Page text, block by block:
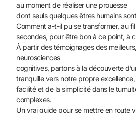
au moment de réaliser une prouesse
dont seuls quelques êtres humains
Comment a-t-il pu se transformer, au
secondes, pour être bon à ce point, à
À partir des témoignages des
neurosciences
cognitives, partons à la découverte
tranquille vers notre propre
facilité et de la simplicité dans le
complexes.
Un vrai guide pour se mettre en route